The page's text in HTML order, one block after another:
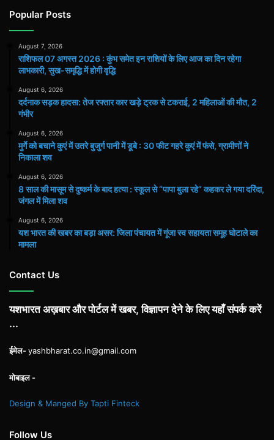
Popular Posts
August 7, 2026
राशिफल 07 अगस्त 2026 : कुंभ समेत इन राशियों के लिए आज का दिन रहेगा
लाभकारी, सुख-समृद्धि में होगी वृद्धि
August 6, 2026
दर्दनाक सड़क हादसा: तेज रफ्तार कार खड़े ट्रक से टकराई, 2 महिलाओं की मौत, 2
गंभीर
August 6, 2026
मुर्गे को बचाने कुएं में उतरे बुजुर्ग पानी में डूबे : 30 फीट गहरे कुएं में फंसे, ग्रामीणों ने
निकाला शव
August 6, 2026
8 साल की मासूम से दुष्कर्म के बाद हत्या : स्कूल से “पापा बुला रहे” कहकर ले गया दरिंदा,
जंगल में मिला शव
August 6, 2026
यश भारत की खबर का बड़ा असर: जिला पंचायत में गूंजा स्व सहायता समूह घोटाले का
मामला
Contact Us
यशभारत अख़बार और पोर्टल में खबर, विज्ञापन देने के लिए यहाँ संपर्क करें
...
ईमेल-yashbharat.co.in@gmail.com
मोबाइल -
Design & Manged By Tapti Finteck
Follow Us